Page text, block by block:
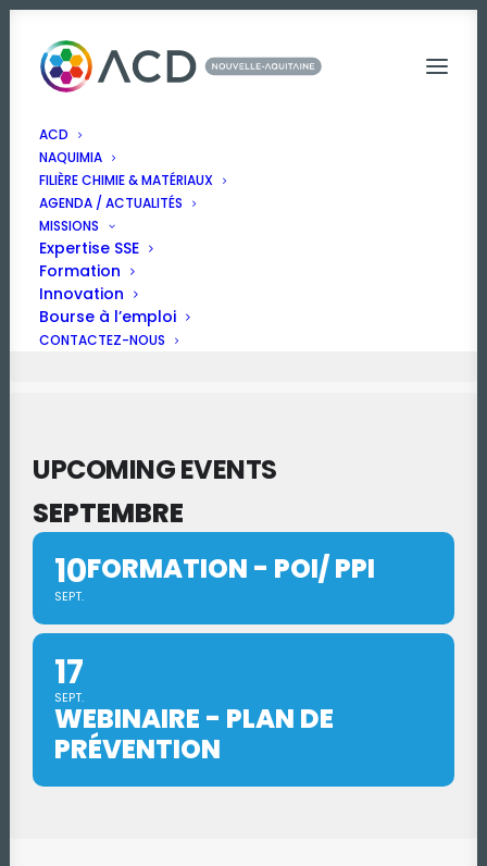
ACD
NAQUIMIA
FILIÈRE CHIMIE & MATÉRIAUX
AGENDA / ACTUALITÉS
MISSIONS
Expertise SSE
Formation
Innovation
Bourse à l’emploi
CONTACTEZ-NOUS
Events by Secteur
SANTÉ SÉCURITÉ
ENVIRONNEMENT ÉNERGIE
UPCOMING EVENTS
SEPTEMBRE
10
SEPT.
FORMATION - POI/ PPI
17
SEPT.
WEBINAIRE - PLAN DE
PRÉVENTION